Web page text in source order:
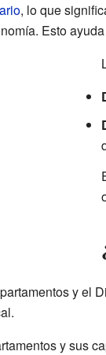
, lo que
Esto
y el
y sus